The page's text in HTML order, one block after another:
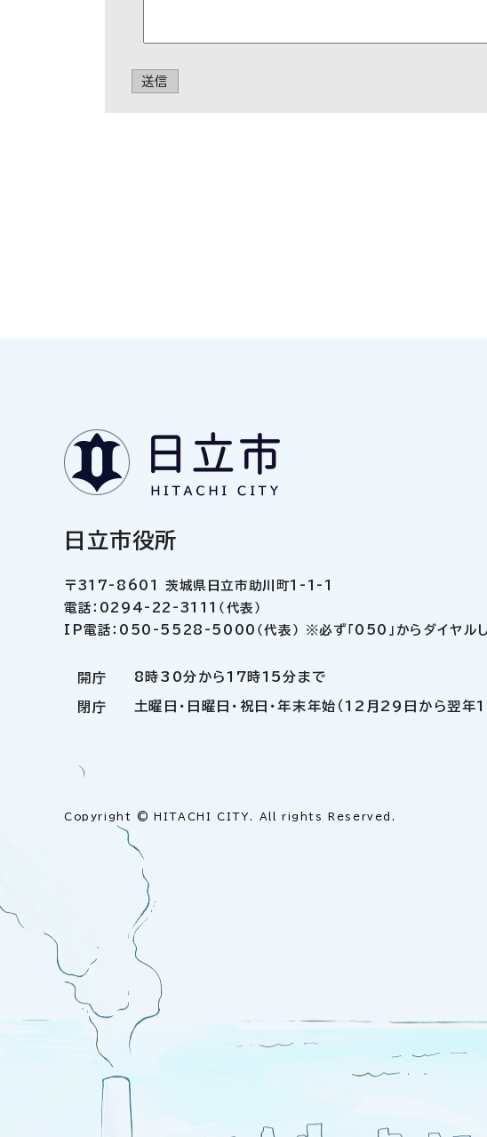
送信
日立市役所
〒317-8601 茨城県日立市助川町1-1-1
電話：0294-22-3111（代表）
IP電話：050-5528-5000（代表） ※必ず「050」からダイヤルし
開庁 8時30分から17時15分まで
閉庁 土曜日・日曜日・祝日・年末年始（12月29日から翌年
Copyright © HITACHI CITY. All rights Reserved.